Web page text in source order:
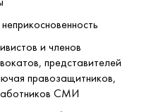

и членов
представителей
правозащитников,
СМИ 